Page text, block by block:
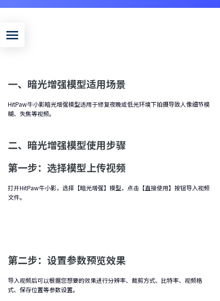
一、暗光增强模型适用场景
HitPaw牛小影暗光增强模型适用于修复夜晚或低光环境下拍摄导致人像细节模
糊、失焦等视频。
二、暗光增强模型使用步骤
第一步：选择模型上传视频
打开HitPaw牛小影，选择【暗光增强】模型，点击【直接使用】按钮导入视频
文件。
第二步：设置参数预览效果
导入视频后可以根据您想要的效果进行分辨率、裁剪方式、比特率、视频格
式、保存位置等参数设置。